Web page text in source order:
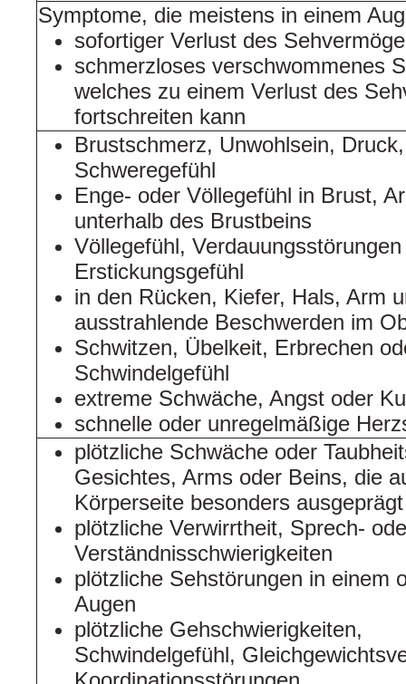
Symptome, die meistens in einem
sofortiger Verlust des
schmerzloses verschwommenes
welches zu einem Verlust des
fortschreiten kann
Brustschmerz, Unwohlsein, Druck,
Schweregefühl
Enge- oder Völlegefühl in Brust,
unterhalb des Brustbeins
Völlegefühl,
Erstickungsgefühl
in den Rücken, Kiefer, Hals, Arm
ausstrahlende Beschwerden im
Schwitzen, Übelkeit, Erbrechen
Schwindelgefühl
extreme Schwäche, Angst oder
schnelle oder unregelmäßige
plötzliche Schwäche oder
Gesichtes, Arms oder Beins, die
Körperseite besonders
plötzliche Verwirrtheit, Sprech-
Verständnisschwierigkeiten
plötzliche Sehstörungen in einem
Augen
plötzliche Gehschwierigkeiten,
Schwindelgefühl,